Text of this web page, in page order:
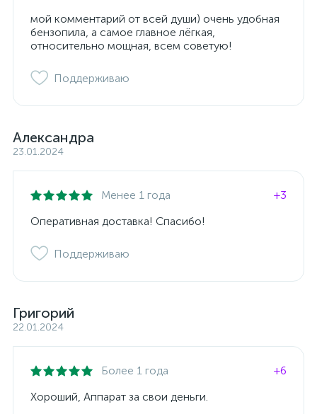
мой комментарий от всей души) очень удобная
бензопила, а самое главное лёгкая,
относительно мощная, всем советую!
Поддерживаю
Александра
23.01.2024
Менее 1 года
+3
Оперативная доставка! Спасибо!
Поддерживаю
Григорий
22.01.2024
Более 1 года
+6
Хороший, Аппарат за свои деньги.